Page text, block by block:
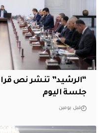
“الرشيد” تنشر نص
جلسة اليوم
قبل يومين